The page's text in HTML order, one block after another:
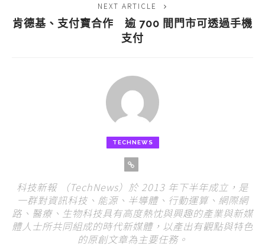
NEXT ARTICLE
肯德基、支付寶合作 逾 700 間門市可透過手機
支付
TECHNEWS
科技新報 （TechNews）於 2013 年下半年成立，是
一群對資訊科技、能源、半導體、行動運算、網際網
路、醫療、生物科技具有高度熱忱與興趣的產業與新媒
體人士所共同組成的時代新媒體，以產出有觀點與特色
的原創文章為主要任務。